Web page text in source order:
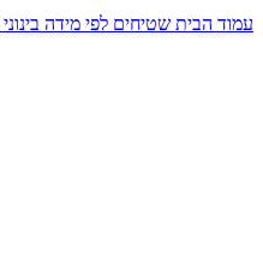
עמוד הבית שטיחים לפי מידה בינוני